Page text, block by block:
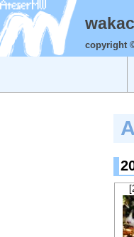
copyright